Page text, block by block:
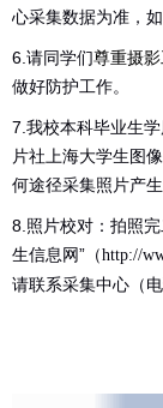
心采集数据为准 ，
6.请同学们尊重摄
做好防护工作。
7.我校本科毕业生
片社上海大学生图
何途径采集照片产
8.照片校对：拍照
生信息网”（http://
请联系采集中心（电